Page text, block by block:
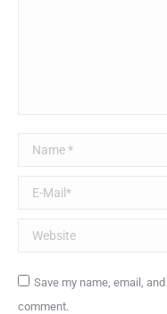
Name *
E-Mail *
Website
Save my name, email,
comment.